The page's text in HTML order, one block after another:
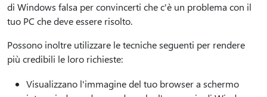
di Windows falsa per convincerti che c'è un problema con il
tuo PC che deve essere risolto.
Possono inoltre utilizzare le tecniche seguenti per rendere
più credibili le loro richieste:
Visualizzano l'immagine del tuo browser a schermo